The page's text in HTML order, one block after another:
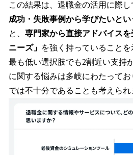
この結果は、退職金の活用に際し
成功・失敗事例から学びたいとい
と、 専門家から直接アドバイス
ニーズ」 を強く持っていることを
最も低い選択肢でも2割近い支持
に関する悩みは多岐にわたって
では不十分であることも考えられ